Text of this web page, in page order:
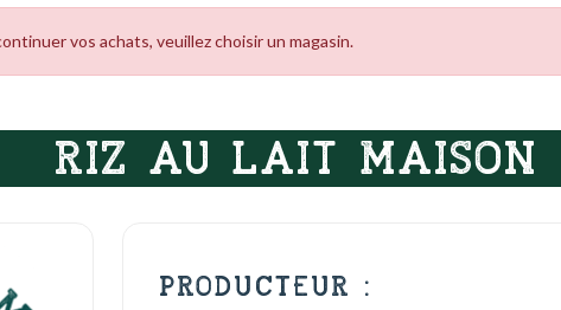
vos achats, veuillez choisir un magasin.
RIZ AU LAIT MAISON
PRODUCTEUR :